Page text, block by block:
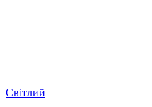
Світлий